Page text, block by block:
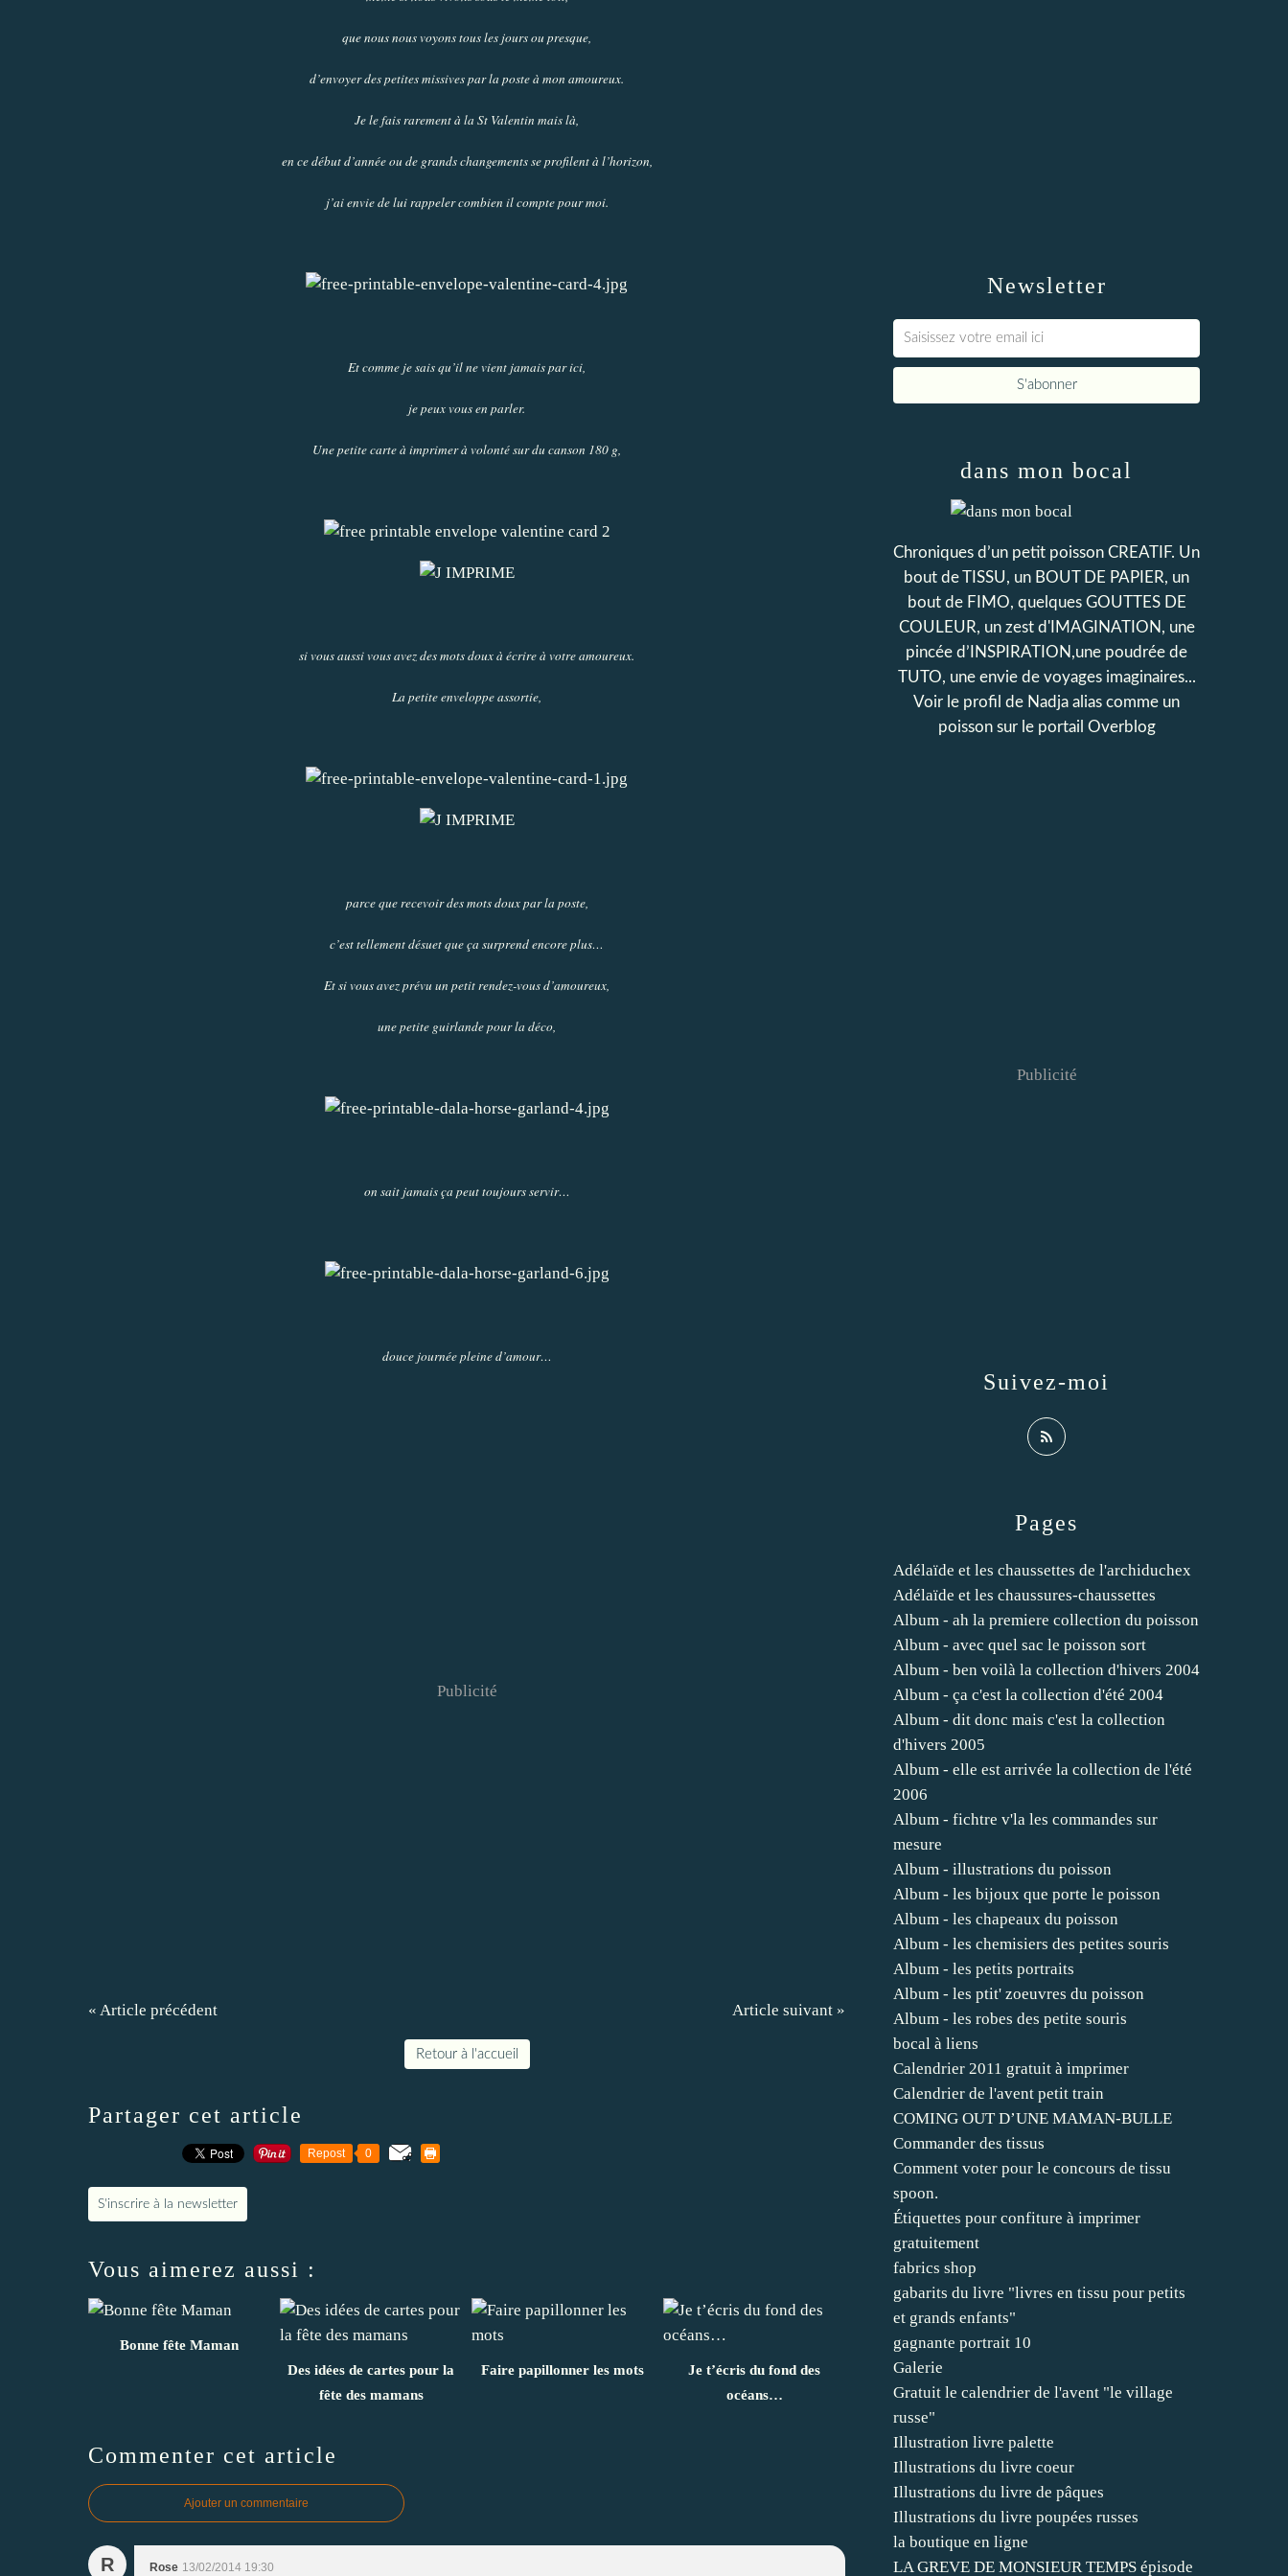
que nous nous voyons tous les jours ou presque,
d’envoyer des petites missives par la poste à mon amoureux.
Je le fais rarement à la St Valentin mais là,
en ce début d’année ou de grands changements se profilent à l’horizon,
j’ai envie de lui rappeler combien il compte pour moi.
Et comme je sais qu’il ne vient jamais par ici,
je peux vous en parler.
Une petite carte à imprimer à volonté sur du canson 180 g,
si vous aussi vous avez des mots doux à écrire à votre amoureux.
La petite enveloppe assortie,
parce que recevoir des mots doux par la poste,
c’est tellement désuet que ça surprend encore plus…
Et si vous avez prévu un petit rendez-vous d’amoureux,
une petite guirlande pour la déco,
on sait jamais ça peut toujours servir…
douce journée pleine d’amour…
Publicité
« Article précédent Article suivant »
Retour à l'accueil
Partager cet article
Repost 0
S'inscrire à la newsletter
Vous aimerez aussi :
Bonne fête Maman
Des idées de cartes pour la
fête des mamans
Faire papillonner les mots
Je t’écris du fond des
océans…
Commenter cet article
Ajouter un commentaire
R Rose 13/02/2014 19:30
Newsletter
Pages
Adélaïde et les chaussettes de l'archiduchex
Adélaïde et les chaussures-chaussettes
Album - ah la premiere collection du poisson
Album - avec quel sac le poisson sort
Album - ben voilà la collection d'hivers 2004
Album - ça c'est la collection d'été 2004
Album - dit donc mais c'est la collection
d'hivers 2005
Album - elle est arrivée la collection de l'été
2006
Album - fichtre v'la les commandes sur
mesure
Album - illustrations du poisson
Album - les bijoux que porte le poisson
Album - les chapeaux du poisson
Album - les chemisiers des petites souris
Album - les petits portraits
Album - les ptit' zoeuvres du poisson
Album - les robes des petite souris
bocal à liens
Calendrier 2011 gratuit à imprimer
Calendrier de l'avent petit train
COMING OUT D’UNE MAMAN-BULLE
Commander des tissus
Comment voter pour le concours de tissu
spoon.
Étiquettes pour confiture à imprimer
gratuitement
fabrics shop
gabarits du livre "livres en tissu pour petits
et grands enfants"
gagnante portrait 10
Galerie
Gratuit le calendrier de l'avent "le village
russe"
Illustration livre palette
Illustrations du livre coeur
Illustrations du livre de pâques
Illustrations du livre poupées russes
la boutique en ligne
LA GREVE DE MONSIEUR TEMPS épisode
dans mon bocal
Chroniques d’un petit poisson CREATIF. Un
bout de TISSU, un BOUT DE PAPIER, un
bout de FIMO, quelques GOUTTES DE
COULEUR, un zest d'IMAGINATION, une
pincée d’INSPIRATION,une poudrée de
TUTO, une envie de voyages imaginaires...
Voir le profil de Nadja alias comme un
poissonsur le portail Overblog
Suivez-moi
Publicité